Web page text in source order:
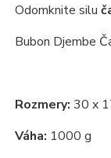
Odomknite silu
Bubon Djembe
Rozmery: 30 x
Váha: 1000 g